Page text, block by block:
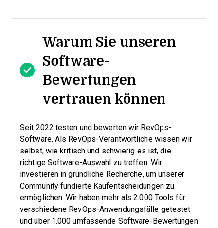
Warum Sie unseren
Software-
Bewertungen
vertrauen können
Seit 2022 testen und bewerten wir RevOps-
Software. Als RevOps-Verantwortliche wissen wir
selbst, wie kritisch und schwierig es ist, die
richtige Software-Auswahl zu treffen. Wir
investieren in gründliche Recherche, um unserer
Community fundierte Kaufentscheidungen zu
ermöglichen. Wir haben mehr als 2.000 Tools für
verschiedene RevOps-Anwendungsfälle getestet
und über 1.000 umfassende Software-Bewertungen